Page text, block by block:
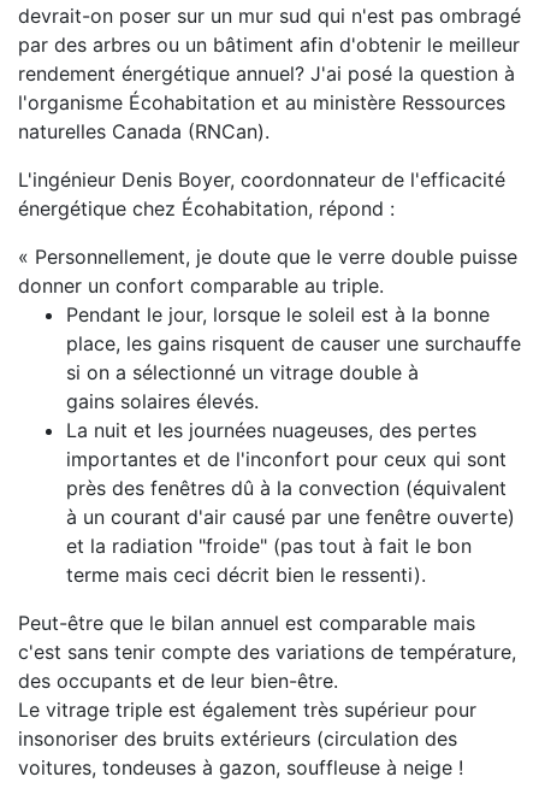
devrait-on poser sur un mur sud qui n'est pas ombragé
par des arbres ou un bâtiment afin d'obtenir le meilleur
rendement énergétique annuel? J'ai posé la question à
l'organisme Écohabitation et au ministère Ressources
naturelles Canada (RNCan).
L'ingénieur Denis Boyer, coordonnateur de l'efficacité
énergétique chez Écohabitation, répond :
« Personnellement, je doute que le verre double puisse
donner un confort comparable au triple.
Pendant le jour, lorsque le soleil est à la bonne
place, les gains risquent de causer une surchauffe
si on a sélectionné un vitrage double à
gains solaires élevés.
La nuit et les journées nuageuses, des pertes
importantes et de l'inconfort pour ceux qui sont
près des fenêtres dû à la convection (équivalent
à un courant d'air causé par une fenêtre ouverte)
et la radiation "froide" (pas tout à fait le bon
terme mais ceci décrit bien le ressenti).
Peut-être que le bilan annuel est comparable mais
c'est sans tenir compte des variations de température,
des occupants et de leur bien-être.
Le vitrage triple est également très supérieur pour
insonoriser des bruits extérieurs (circulation des
voitures, tondeuses à gazon, souffleuse à neige !